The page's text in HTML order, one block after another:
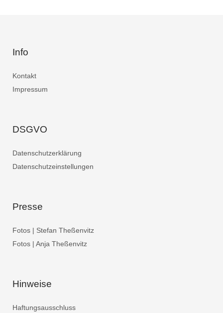
Info
Kontakt
Impressum
DSGVO
Datenschutzerklärung
Datenschutzeinstellungen
Presse
Fotos | Stefan Theßenvitz
Fotos | Anja Theßenvitz
Hinweise
Haftungsausschluss